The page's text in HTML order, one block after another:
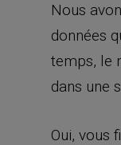
Nous
données
temps, le
dans une
Oui, vous